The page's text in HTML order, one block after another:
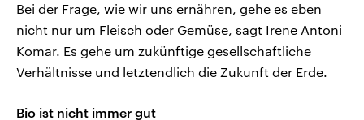
Bei der Frage, wie wir uns ernähren, gehe es eben
nicht nur um Fleisch oder Gemüse, sagt Irene Antoni
Komar. Es gehe um zukünftige gesellschaftliche
Verhältnisse und letztendlich die Zukunft der Erde.
Bio ist nicht immer gut